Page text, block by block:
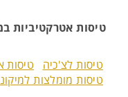
טיסות אטרקטיביות
טיסות לצ'כיה טיסות
טיסות מומלצות